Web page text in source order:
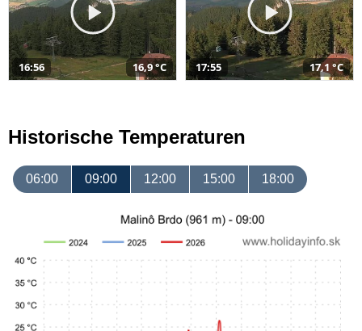
16:56 16,9 °C 17:55 17,1 °C
Historische Temperaturen
06:00 09:00 12:00 15:00 18:00